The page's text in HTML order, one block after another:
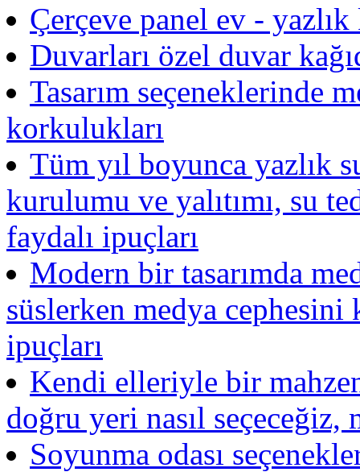
Çerçeve panel ev -
Duvarları özel duvar
Tasarım seçeneklerinde
korkulukları
Tüm yıl boyunca yazlık
kurulumu ve yalıtımı, su
faydalı ipuçları
Modern bir tasarımda
süslerken medya
ipuçları
Kendi elleriyle bir
doğru yeri nasıl seçeceğiz,
Soyunma odası